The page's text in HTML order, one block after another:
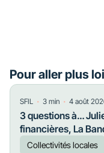
Pour aller plus
SFIL ・ 3 min ・ 4 août
3 questions à…
financières, La
Collectivités locales